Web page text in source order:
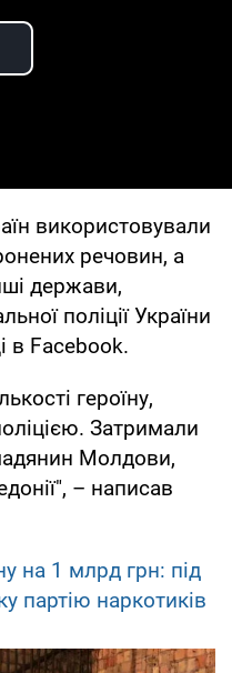
Video
використовували
речовин, а
держави,
поліції України
в Facebook.
героїну,
Затримали
Молдови,
– написав
на 1 млрд грн: під
партію наркотиків